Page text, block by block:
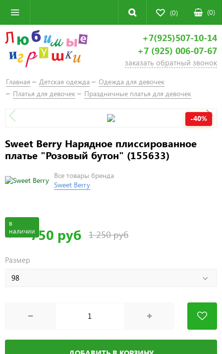
(0) (0)
+7(925)507-10-14
+7 (925) 006-07-67
заказать обратный звонок
Главная Детская одежда
Одежда для девочек
Платья для девочек
Праздничные платья для девочек
-40%
Sweet Berry Нарядное плиссированное
платье "Розовый бутон" (155633)
Все товары бренда
Sweet Berry
в
наличии
Цена 750 руб 1 250 руб
Размер